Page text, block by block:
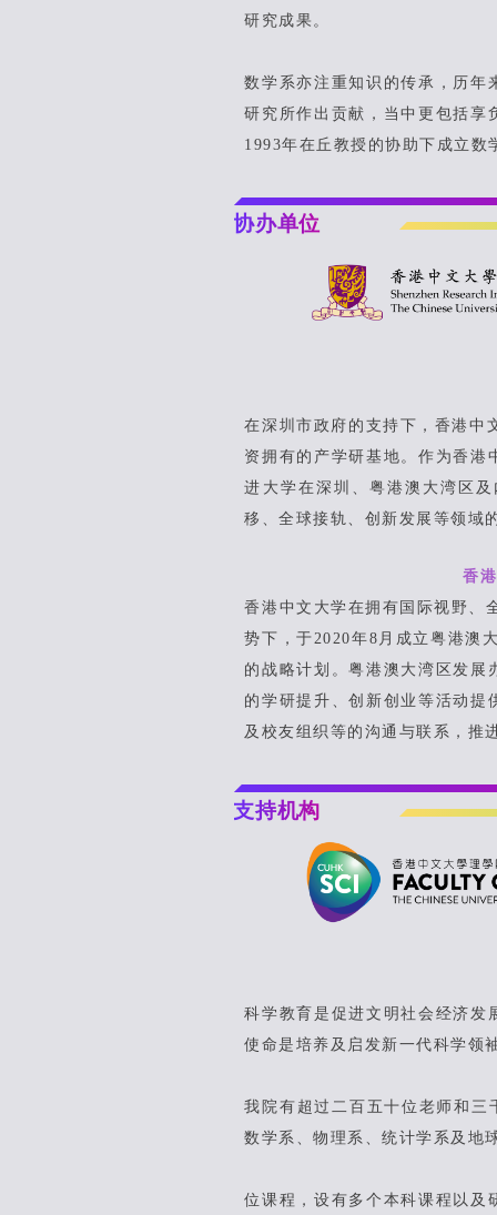
研究成果。
数学系亦注重知识的传承，历年
研究所作出贡献，当中更包括享
1993年在丘教授的协助下成立
协办单位
在深圳市政府的⽀持下，⾹港中
资拥有的产学研基地。作为⾹港
进⼤学在深圳、粤港澳⼤湾区
移、全球接轨、创新发展等领域
⾹
⾹港中⽂⼤学在拥有国际视野、
势下，于2020年8⽉成⽴粤港澳
的战略计划。粤港澳⼤湾区发展
的学研提升、创新创业等活动提
及校友组织等的沟通与联系，推
支持机构
科学教育是促进文明社会经济发
使命是培养及启发新一代科学领
我院有超过二百五十位老师和
数学系、物理系、统计学系及地
位课程，设有多个本科课程以及